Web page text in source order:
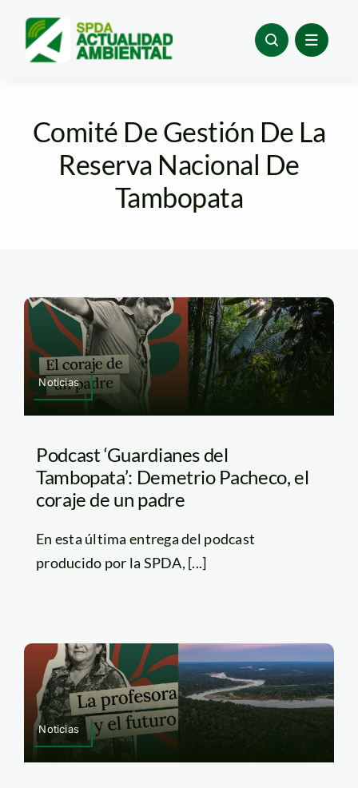
content
Comité De Gestión De La
Reserva Nacional De
Tambopata
Noticias
Podcast ‘Guardianes del
Tambopata’: Demetrio Pacheco, el
coraje de un padre
En esta última entrega del podcast
producido por la SPDA, [...]
Noticias